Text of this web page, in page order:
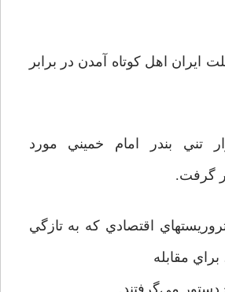
ايران اهل کوتاه آمدن در برابر
75 هزار تني بندر امام خميني مورد
گرفت.
اقتصادي که به تازگي
مقابله